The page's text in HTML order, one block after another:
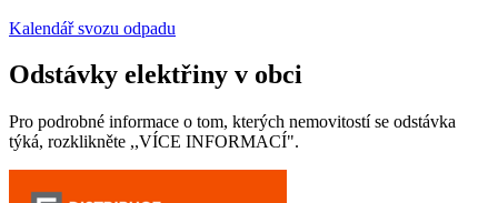
Kalendář svozu odpadu
Odstávky elektřiny v obci
Pro podrobné informace o tom, kterých nemovitostí se odstávka
týká, rozklikněte ,,VÍCE INFORMACÍ".